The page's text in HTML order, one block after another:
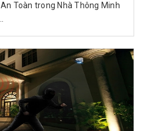
Toàn trong Nhà Thông Minh